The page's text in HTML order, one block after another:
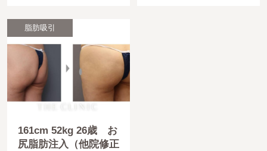
脂肪吸引
161cm 52kg 26歳 お
尻脂肪注入（他院修正